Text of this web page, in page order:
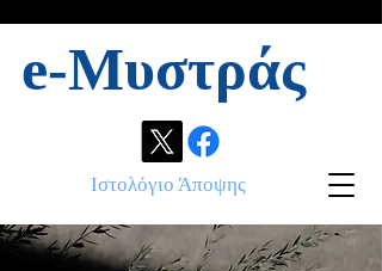
e-Μυστράς
Ιστολόγιο Άποψης